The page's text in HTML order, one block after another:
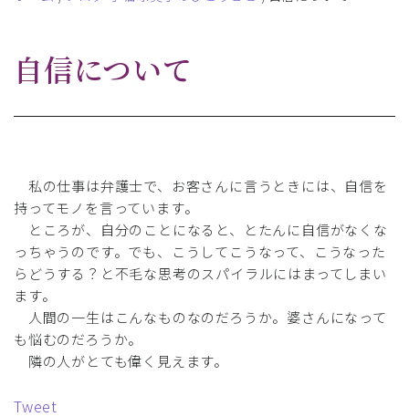
自信について
私の仕事は弁護士で、お客さんに言うときには、自信を
持ってモノを言っています。
ところが、自分のことになると、とたんに自信がなくな
っちゃうのです。でも、こうしてこうなって、こうなった
らどうする？と不毛な思考のスパイラルにはまってしまい
ます。
人間の一生はこんなものなのだろうか。婆さんになって
も悩むのだろうか。
隣の人がとても偉く見えます。
Tweet